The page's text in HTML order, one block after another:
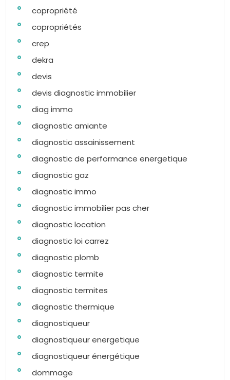
copropriété
copropriétés
crep
dekra
devis
devis diagnostic immobilier
diag immo
diagnostic amiante
diagnostic assainissement
diagnostic de performance energetique
diagnostic gaz
diagnostic immo
diagnostic immobilier pas cher
diagnostic location
diagnostic loi carrez
diagnostic plomb
diagnostic termite
diagnostic termites
diagnostic thermique
diagnostiqueur
diagnostiqueur energetique
diagnostiqueur énergétique
dommage